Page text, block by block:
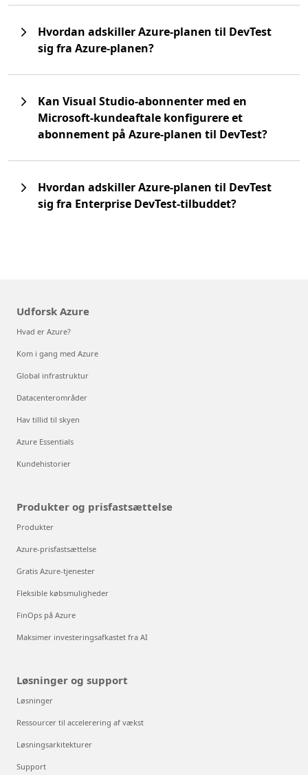
Hvordan adskiller Azure-planen til DevTest
sig fra Azure-planen?
Kan Visual Studio-abonnenter med en
Microsoft-kundeaftale konfigurere et
abonnement på Azure-planen til DevTest?
Hvordan adskiller Azure-planen til DevTest
sig fra Enterprise DevTest-tilbuddet?
Udforsk Azure
Hvad er Azure?
Kom i gang med Azure
Global infrastruktur
Datacenterområder
Hav tillid til skyen
Azure Essentials
Kundehistorier
Produkter og prisfastsættelse
Produkter
Azure-prisfastsættelse
Gratis Azure-tjenester
Fleksible købsmuligheder
FinOps på Azure
Maksimer investeringsafkastet fra AI
Løsninger og support
Løsninger
Ressourcer til accelerering af vækst
Løsningsarkitekturer
Support